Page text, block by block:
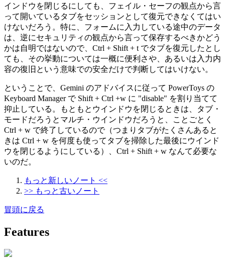
インドウを閉じるにしても、フェイル・セーフの観点から言
って開いているタブをセッションとして復元できなくてはい
けないだろう。特に、フォームに入力している途中のデータ
は、逆にセキュリティの観点から言って保存するべきかどう
かは自明ではないので、Ctrl + Shift + t でタブを復元したとし
ても、その挙動については一概に便利さや、あるいは入力内
容の復旧という意味での安全だけで判断してはいけない。
ということで、Gemini のアドバイスに従って PowerToys の
Keyboard Manager で Shift + Ctrl +w に "disable" を割り当てて
抑止している。もともとウインドウを閉じるときは、タブ・
モードだろうとマルチ・ウインドウだろうと、ことごとく
Ctrl + w で終了しているので（つまりタブがたくさんあると
きは Ctrl + w を何度も使ってタブを掃除した最後にウインド
ウを閉じるようにしている）、Ctrl + Shift + w なんて必要な
いのだ。
もっと新しいノート <<
>> もっと古いノート
冒頭に戻る
Features